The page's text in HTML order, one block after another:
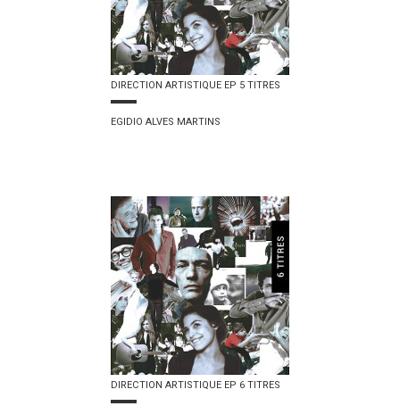
DIRECTION ARTISTIQUE EP 5 TITRES
EGIDIO ALVES MARTINS
DIRECTION ARTISTIQUE EP 6 TITRES